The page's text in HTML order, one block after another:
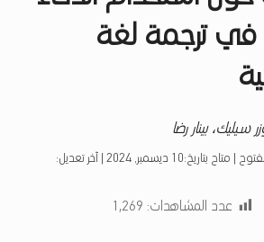
في ترجمة لغة
سيليك، بينار رضا
متاح بتاريخ:10 ديسمبر, 2024 | آخر تعديل:
عدد المشاهدات: 1٬269